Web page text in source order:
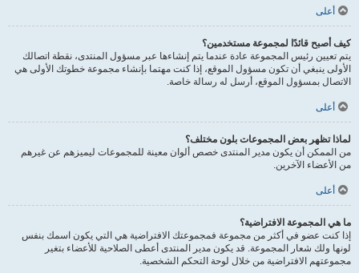
أعلى
كيف أصبح قائدًا لمجموعة مستخدمين؟
يتم تعيين رئيس المجموعة عادة عندما يتم إنشاءها عبر مسؤول المنتدى، نقطة اتصالك
الأولى ينبغي أن تكون مسؤول الموقع، إذا كنت مهتما بإنشاء مجموعة خطوتك الأولى هي
الاتصال بمسؤول الموقع، أرسل له رسالة خاصة.
أعلى
لماذا تظهر بعض المجموعات بلون مختلف؟
من الممكن أن يكون مدير المنتدى خصص ألوان معينة للمجموعات ليميزهم عن غيرهم
من الأعضاء الآخرين.
أعلى
ما هي المجموعة الافتراضية؟
إذا كنت عضو في أكثر من مجموعة فمجموعتك الافتراضية هي التي يكون اسمك بنفس
لونها ولك شعار المجموعة. قد يكون مدير المنتدى أعطى الصلاحية للأعضاء بتغير
مجموعتهم الافتراضية من خلال لوحة التحكم الشخصية.